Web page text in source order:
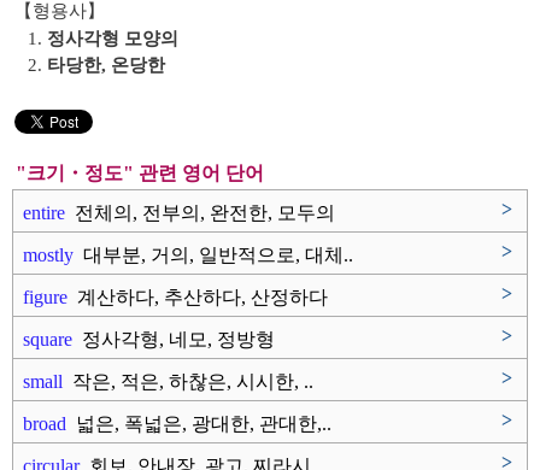
【형용사】
1. 정사각형 모양의
2. 타당한, 온당한
"크기・정도" 관련 영어 단어
entire 전체의, 전부의, 완전한, 모두의 >
mostly 대부분, 거의, 일반적으로, 대체.. >
figure 계산하다, 추산하다, 산정하다 >
square 정사각형, 네모, 정방형 >
small 작은, 적은, 하찮은, 시시한, .. >
broad 넓은, 폭넓은, 광대한, 관대한,.. >
circular회보, 안내장, 광고, 찌라시 >